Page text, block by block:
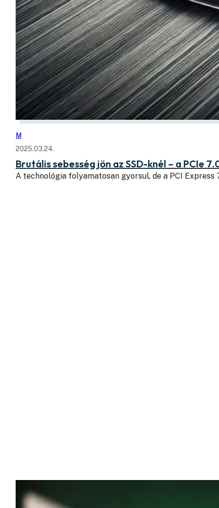
M
2025.03.24.
Brutális sebesség jön az SSD-knél – a PCIe
A technológia folyamatosan gyorsul, de a PCI Express